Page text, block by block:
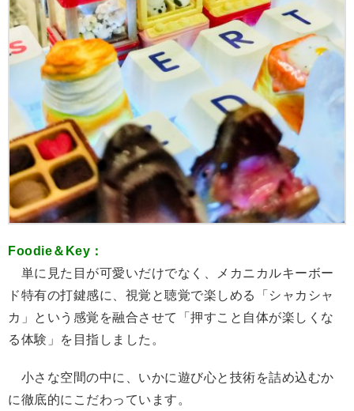
Foodie＆Key：
単に見た目が可愛いだけでなく、メカニカルキーボー
ド特有の打鍵感に、視覚と聴覚で楽しめる「シャカシャ
カ」という感覚を融合させて「押すこと自体が楽しくな
る体験」を目指しました。
小さな空間の中に、いかに遊び心と技術を詰め込むか
に徹底的にこだわっています。